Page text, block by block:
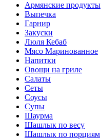
Армянские продукты
Выпечка
Гарнир
Закуски
Люля Кебаб
Мясо Маринованное
Напитки
Овощи на гриле
Салаты
Сеты
Соусы
Супы
Шаурма
Шашлык по весу
Шашлык по порциям